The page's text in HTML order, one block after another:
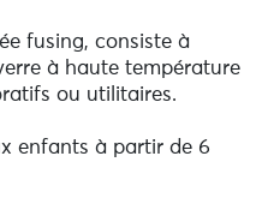
fusing, consiste à
à haute température
ou utilitaires.
enfants à partir de 6
vous invite à explorer